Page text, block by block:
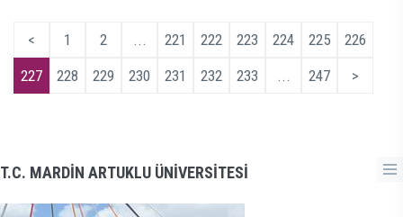
< 1 2 221 222 223 224 225
226
227
228 229 230 231 232 233 247 >
T.C. MARDİN ARTUKLU ÜNİVERSİTESİ